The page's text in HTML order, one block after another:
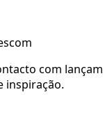
com
inspiração.